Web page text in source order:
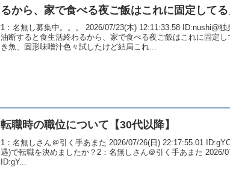
るから、家で食べる夜ご飯はこれに固定してる
1：名無し募集中。。。 2026/07/23(木) 12:11:33.58 ID:nushi@独
油断すると食生活終わるから、家で食べる夜ご飯はこれに固定
き魚、固形味噌汁色々試したけど結局これ...
転職時の職位について【30代以降】
1：名無しさん＠引く手あまた 2026/07/26(日) 22:17:55.01
遇)で転職を決めましたか？2：名無しさん＠引く手あまた 2026/
ID:gY...